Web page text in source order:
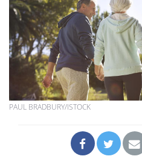
PAUL BRADBURY/ISTOCK